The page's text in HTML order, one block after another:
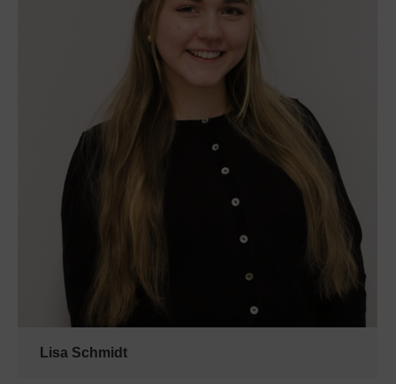
Lisa Schmidt